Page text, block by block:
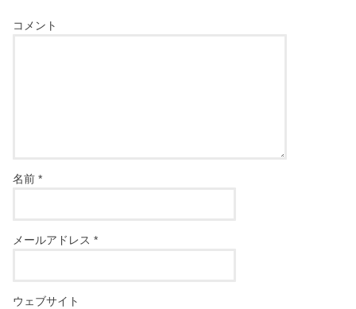
コメント
名前*
メールアドレス*
ウェブサイト